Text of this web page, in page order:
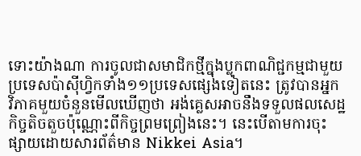
ទោះយ៉ាងណា ការចូលជាសមាជិកថ្មីក្នុងប្លុកពាណិជ្ជកម្មជាមួយ​
ប្រទេសប៉ាស៊ីហ្វិកទាំង​១១ប្រទេស​ផ្សេងទៀតនេះ ត្រូវបានអ្នក
វិភាគមួយចំនួនមើលឃើញថា អង់គ្លេសអាច​នឹងទទួលផលសេដ្ឋ
កិច្ចតិចតួច​ប៉ុណ្ណោះពីកិច្ចព្រមព្រៀងនេះ។ នេះបើតាមការចុះ
ផ្សាយ​​​​​ដោយសារព័ត៌មាន Nikkei Asia។